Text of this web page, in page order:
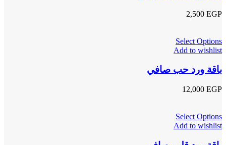
2,500 EGP
Select Options
Add to wishlist
باقة ورد حب صافي
12,000 EGP
Select Options
Add to wishlist